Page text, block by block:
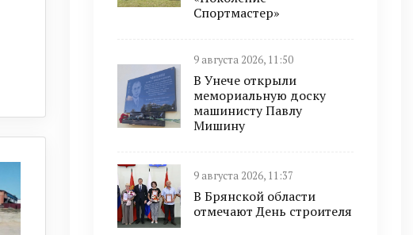
Спортмастер»
9 августа 2026, 11:50
В Унече открыли
мемориальную доску
машинисту Павлу
Мишину
9 августа 2026, 11:37
В Брянской области
отмечают День строителя